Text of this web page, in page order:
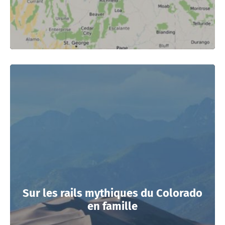
Sur les rails mythiques du Colorado
en famille